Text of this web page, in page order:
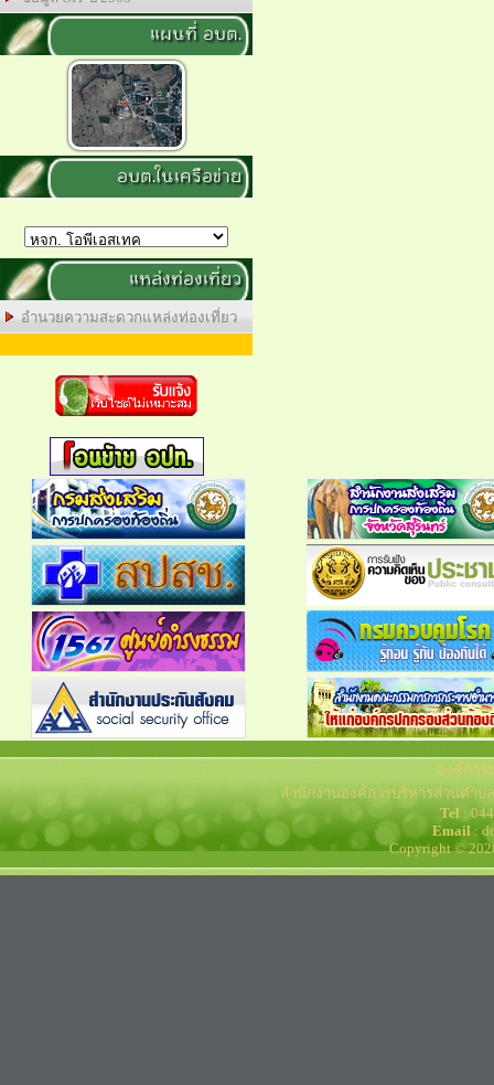
แผนที่ อบต.
อบต.ในเครือข่าย
แหล่งท่องเที่ยว
อำนวยความสะดวกแหล่งท่องเที่ยว
องค์กา
สำนักงานองค์การบริหารส่วนตำ
Tel:
Email :
Copyright ©